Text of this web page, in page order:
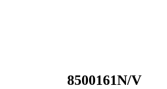
8500161N/V